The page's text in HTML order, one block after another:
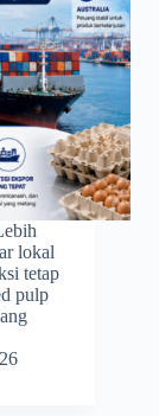
lokal
tetap
pulp